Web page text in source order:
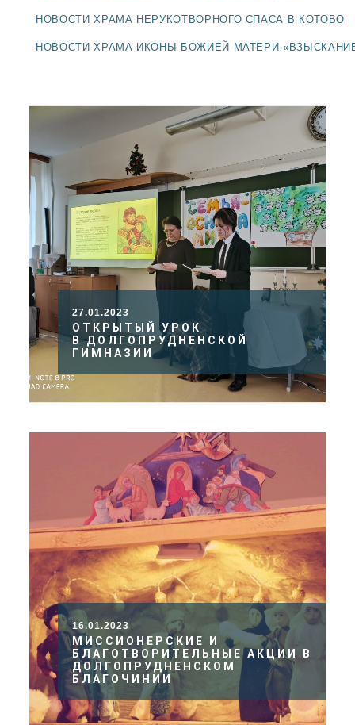
БЛАГОЧИНИЯ
ДОЛГОПРУДНЕНСКОЕ
ЕПАРХИИ
НОВОСТИ ХРАМА НЕРУКОТВОРНОГО СПАСА В КОТОВО
НОВОСТИ ХРАМА ИКОНЫ БОЖИЕЙ МАТЕРИ
27.01.2023
ОТКРЫТЫЙ УРОК
В ДОЛГОПРУДНЕНСКОЙ
ГИМНАЗИИ
16.01.2023
МИССИОНЕРСКИЕ И
БЛАГОТВОРИТЕЛЬНЫЕ АКЦИИ В
ДОЛГОПРУДНЕНСКОМ
БЛАГОЧИНИИ